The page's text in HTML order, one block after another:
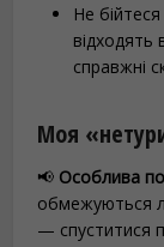
Не
відходять
справжні
Моя
📢 Особлива
обмежуються
— спуститися